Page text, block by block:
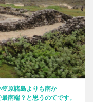
原諸島よりも南か
南端？と思うのてです。